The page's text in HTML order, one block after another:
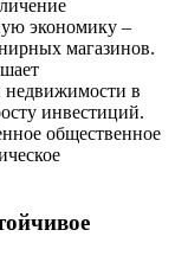
экономику –
магазинов.
недвижимости в
инвестиций.
общественное